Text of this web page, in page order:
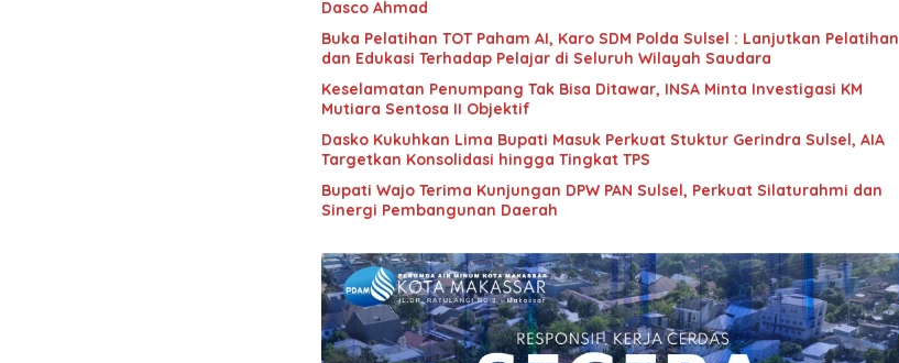
Dasco Ahmad
Buka Pelatihan TOT Paham AI, Karo SDM Polda Sulsel : Lanjutkan Pelatihan
dan Edukasi Terhadap Pelajar di Seluruh Wilayah Saudara
Keselamatan Penumpang Tak Bisa Ditawar, INSA Minta Investigasi KM
Mutiara Sentosa II Objektif
Dasko Kukuhkan Lima Bupati Masuk Perkuat Stuktur Gerindra Sulsel, AIA
Targetkan Konsolidasi hingga Tingkat TPS
Bupati Wajo Terima Kunjungan DPW PAN Sulsel, Perkuat Silaturahmi dan
Sinergi Pembangunan Daerah